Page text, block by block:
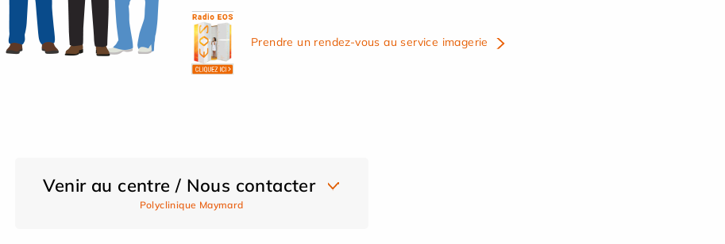
Prendre un rendez-vous au service imagerie
Venir au centre / Nous contacter
Polyclinique Maymard